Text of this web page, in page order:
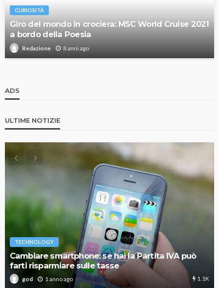
CURIOSITÀ
Giro del mondo in crociera: MSC World Cruise 2021
a bordo della Poesia
Redazione 8 anni ago
ADS
ULTIME NOTIZIE
TECHNOLOGY
Cambiare smartphone: se hai la Partita IVA può
farti risparmiare sulle tasse
god 1 anno ago 1.1K